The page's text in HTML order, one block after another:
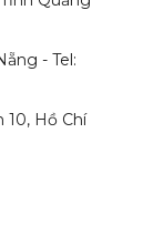
- Tel:
10, Hồ Chí